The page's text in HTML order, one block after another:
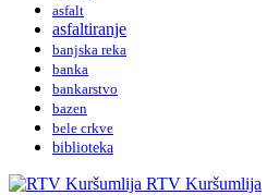
asfalt
asfaltiranje
banjska reka
banka
bankarstvo
bazen
bele crkve
biblioteka
RTV Kuršumlija